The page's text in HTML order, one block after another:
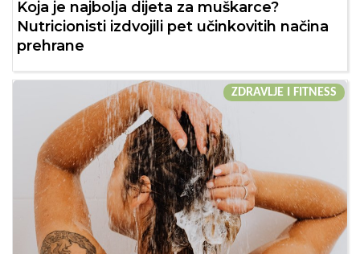
Koja je najbolja dijeta za muškarce?
Nutricionisti izdvojili pet učinkovitih načina
prehrane
ZDRAVLJE I FITNESS